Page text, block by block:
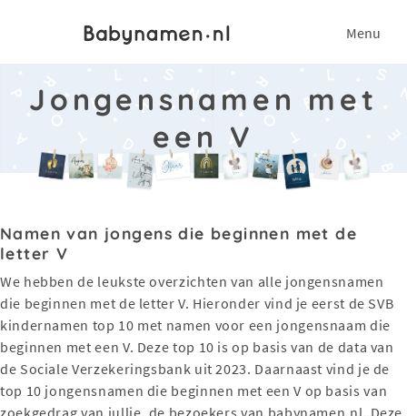
Menu
Jongensnamen met
een V
Namen van jongens die beginnen met de
letter V
We hebben de leukste overzichten van alle jongensnamen
die beginnen met de letter V. Hieronder vind je eerst de SVB
kindernamen top 10 met namen voor een jongensnaam die
beginnen met een V. Deze top 10 is op basis van de data van
de Sociale Verzekeringsbank uit 2023. Daarnaast vind je de
top 10 jongensnamen die beginnen met een V op basis van